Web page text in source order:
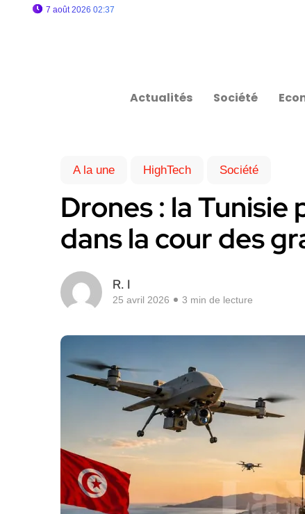
7 août 2026 02:37
Actualités Société
A la une HighTech Société
Drones : la
dans la cour des
R. I
25 avril 2026 3 min de lecture